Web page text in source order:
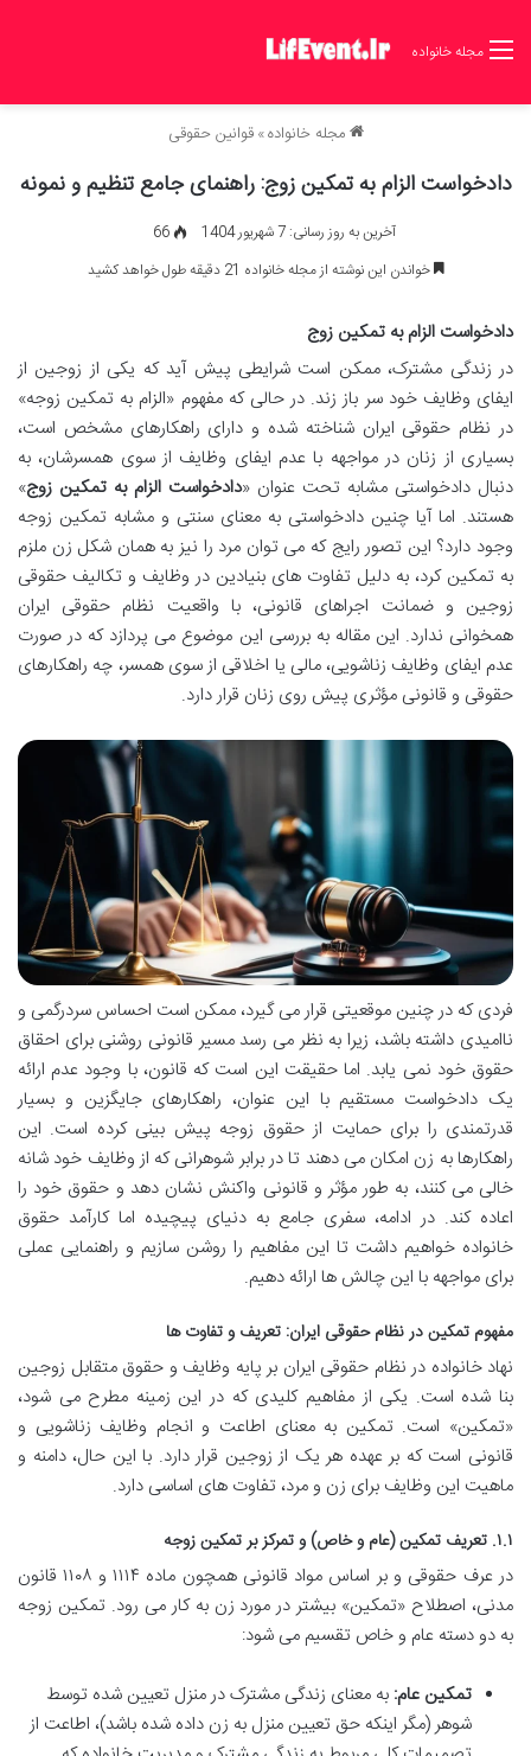
مجله خانواده
مجله خانواده» قوانین حقوقی
دادخواست الزام به تمکین زوج: راهنمای جامع تنظیم و نمونه
آخرین به روز رسانی: 7 شهریور 1404
66
خواندن این نوشته از مجله خانواده 21 دقیقه طول خواهد کشید
دادخواست الزام به تمکین زوج
در زندگی مشترک، ممکن است شرایطی پیش آید که یکی از زوجین از
ایفای وظایف خود سر باز زند. در حالی که مفهوم «الزام به تمکین زوجه»
در نظام حقوقی ایران شناخته شده و دارای راهکارهای مشخص است،
بسیاری از زنان در مواجهه با عدم ایفای وظایف از سوی همسرشان، به
دنبال دادخواستی مشابه تحت عنوان «دادخواست الزام به تمکین زوج»
هستند. اما آیا چنین دادخواستی به معنای سنتی و مشابه تمکین زوجه
وجود دارد؟ این تصور رایج که می توان مرد را نیز به همان شکل زن ملزم
به تمکین کرد، به دلیل تفاوت های بنیادین در وظایف و تکالیف حقوقی
زوجین و ضمانت اجراهای قانونی، با واقعیت نظام حقوقی ایران
همخوانی ندارد. این مقاله به بررسی این موضوع می پردازد که در صورت
عدم ایفای وظایف زناشویی، مالی یا اخلاقی از سوی همسر، چه راهکارهای
حقوقی و قانونی مؤثری پیش روی زنان قرار دارد.
فردی که در چنین موقعیتی قرار می گیرد، ممکن است احساس سردرگمی و
ناامیدی داشته باشد، زیرا به نظر می رسد مسیر قانونی روشنی برای احقاق
حقوق خود نمی یابد. اما حقیقت این است که قانون، با وجود عدم ارائه
یک دادخواست مستقیم با این عنوان، راهکارهای جایگزین و بسیار
قدرتمندی را برای حمایت از حقوق زوجه پیش بینی کرده است. این
راهکارها به زن امکان می دهند تا در برابر شوهرانی که از وظایف خود شانه
خالی می کنند، به طور مؤثر و قانونی واکنش نشان دهد و حقوق خود را
اعاده کند. در ادامه، سفری جامع به دنیای پیچیده اما کارآمد حقوق
خانواده خواهیم داشت تا این مفاهیم را روشن سازیم و راهنمایی عملی
برای مواجهه با این چالش ها ارائه دهیم.
مفهوم تمکین در نظام حقوقی ایران: تعریف و تفاوت ها
نهاد خانواده در نظام حقوقی ایران بر پایه وظایف و حقوق متقابل زوجین
بنا شده است. یکی از مفاهیم کلیدی که در این زمینه مطرح می شود،
«تمکین» است. تمکین به معنای اطاعت و انجام وظایف زناشویی و
قانونی است که بر عهده هر یک از زوجین قرار دارد. با این حال، دامنه و
ماهیت این وظایف برای زن و مرد، تفاوت های اساسی دارد.
۱.۱. تعریف تمکین (عام و خاص) و تمرکز بر تمکین زوجه
در عرف حقوقی و بر اساس مواد قانونی همچون ماده ۱۱۱۴ و ۱۱۰۸ قانون
مدنی، اصطلاح «تمکین» بیشتر در مورد زن به کار می رود. تمکین زوجه
به دو دسته عام و خاص تقسیم می شود:
تمکین عام: به معنای زندگی مشترک در منزل تعیین شده توسط
شوهر (مگر اینکه حق تعیین منزل به زن داده شده باشد)، اطاعت از